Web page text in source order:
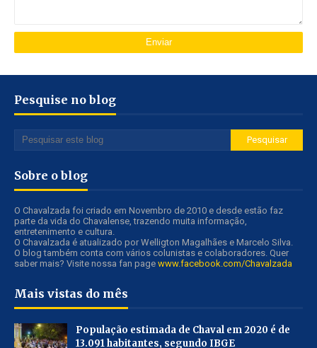
Pesquise no blog
Sobre o blog
O Chavalzada foi criado em Novembro de 2010 e desde estão faz
parte da vida do Chavalense, trazendo muita informação,
entretenimento e cultura.
O Chavalzada é atualizado por Welligton Magalhães e Marcelo Silva.
O blog também conta com vários colunistas e colaboradores. Quer
saber mais? Visite nossa fan page www.facebook.com/Chavalzada
Mais vistas do mês
População estimada de Chaval em 2020 é de
13.091 habitantes, segundo IBGE